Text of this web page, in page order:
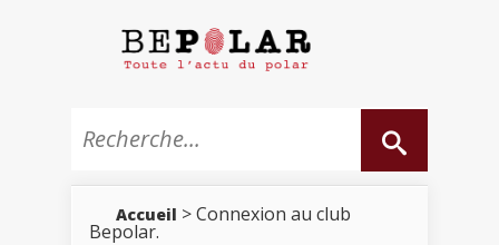
Accueil > Connexion au club
Bepolar.